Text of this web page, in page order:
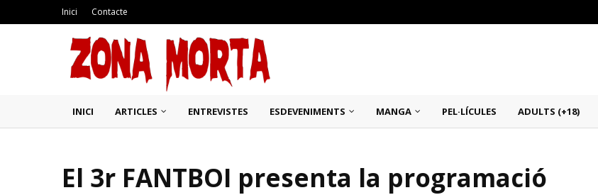
Inici Contacte
INICI ARTICLES ENTREVISTES ESDEVENIMENTS MANGA PEL·LÍCULES ADULTS (+18)
El 3r FANTBOI presenta la programació